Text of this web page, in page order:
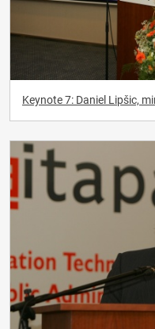
Keynote 7: Daniel Lipšic,